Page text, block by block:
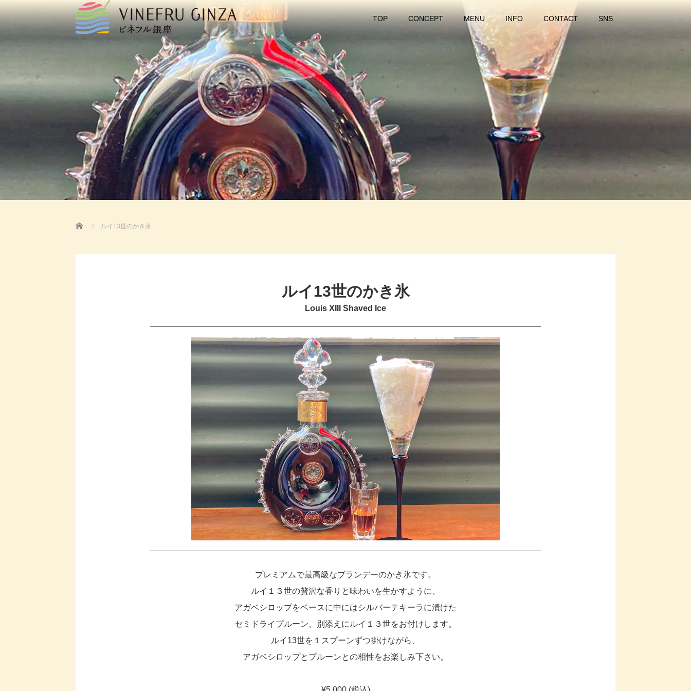
TOP CONCEPT MENU INFO CONTACT SNS
Home ルイ13世のかき氷
ルイ13世のかき氷
Louis XIII Shaved Ice
プレミアムで最高級なブランデーのかき氷です。
ルイ１３世の贅沢な香りと味わいを生かすように、
アガベシロップをベースに中にはシルバーテキーラに漬けた
セミドライプルーン、別添えにルイ１３世をお付けします。
ルイ13世を１スプーンずつ掛けながら、
アガベシロップとプルーンとの相性をお楽しみ下さい。